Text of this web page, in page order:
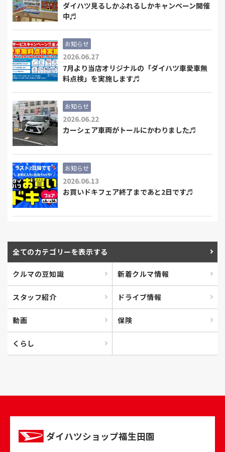
ダイハツ見るしかふれるしかキャンペーン開催
中♬
お知らせ
2026.06.27
7月より当店オリジナルの「ダイハツ車愛車無
料点検」を実施します♬
お知らせ
2026.06.22
カーシェア車両がトールにかわりました♬
お知らせ
2026.06.13
お買いドキフェア終了まであと2日です♬
全てのカテゴリーを表示する
クルマの豆知識 新着クルマ情報
スタッフ紹介 ドライブ情報
動画 保険
くらし
ダイハツショップ福生田園